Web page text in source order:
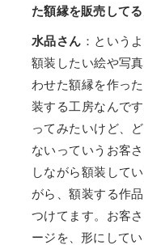
た額縁を販売して
水品さん ：という
額装したい絵や写
わせた額縁を作っ
装する工房なんで
ってみたいけど、
ないっていうお客
しながら額装して
がら、額装する作
つけてます。お客
ージを、形にして